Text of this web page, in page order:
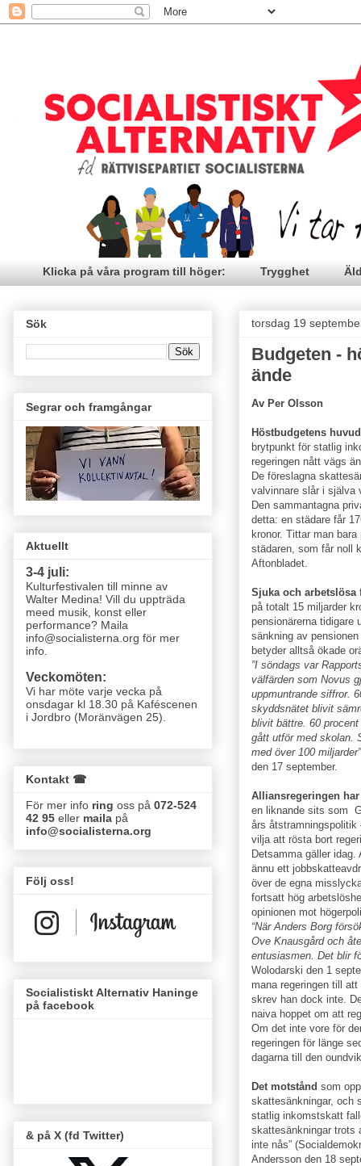
Klicka på våra program till höger: Trygghet
torsdag 19
Budgeten -
ände
Av Per Olsson
Höstbudgetens
brytpunkt för statlig
regeringen nått vägs
De föreslagna
valvinnare slår i själva
Den sammantagna
detta: en städare får
kronor. Tittar man
städaren, som får noll
Aftonbladet.
Sjuka och arbetslösa
på totalt 15 miljarder
pensionärerna tidigare
sänkning av
betyder alltså ökade
”I söndags var
välfärden som Novus
uppmuntrande siffror.
skyddsnätet blivit
blivit bättre. 60
gått utför med skolan.
med över 100 miljarder”
den 17 september.
Alliansregeringen har
en liknande sits som
års åtstramningspolitik
vilja att rösta bort
Detsamma gäller
ännu ett
över de egna
fortsatt hög
opinionen mot
“När Anders Borg
Ove Knausgård och
entusiasmen. Det blir
Wolodarski den 1
mana regeringen till att
skrev han dock inte.
naiva hoppet om att
Om det inte vore för
regeringen för länge
dagarna till den
Det motstånd som
skattesänkningar, och
statlig inkomstskatt
skattesänkningar trots
inte nås”
Andersson den 18
Sök
Segrar och framgångar
Aktuellt
3-4 juli:
Kulturfestivalen till minne av
Walter Medina! Vill du uppträda
meed musik, konst eller
performance? Maila
info@socialisterna.org för mer
info.
Veckomöten:
Vi har möte varje vecka på
onsdagar kl 18.30 på Kaféscenen
i Jordbro (Moränvägen 25)
Kontakt ☎
För mer info ring oss på 072-524
42 95 eller maila på
info@socialisterna.org
Följ oss!
Socialistiskt Alternativ Haninge
på facebook
& på X (fd Twitter)